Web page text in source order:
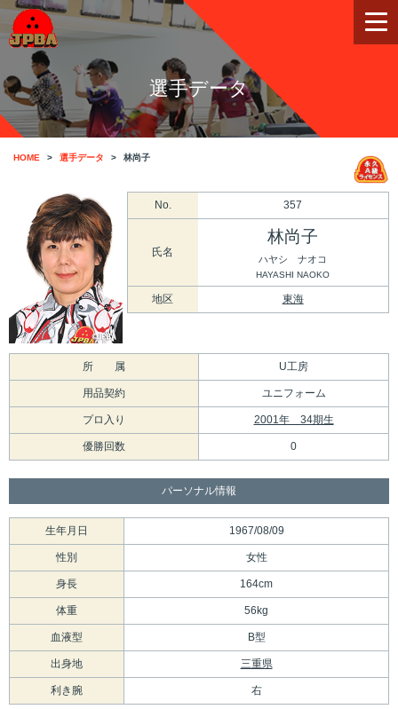
選手データ
HOME 選手データ 林尚子
No. 357
氏名
林尚子
ハヤシ ナオコ
HAYASHI NAOKO
地区 東海
所 属 U工房
用品契約 ユニフォーム
プロ入り 2001年 34期生
優勝回数 0
パーソナル情報
生年月日 1967/08/09
性別 女性
身長 164cm
体重 56kg
血液型 B型
出身地 三重県
利き腕 右